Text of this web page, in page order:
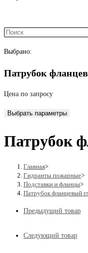
поиск
по
веб-
Выбрано:
Патрубок
Цена по запросу
Выбрать параметры
Патрубок
Главная>
Гидранты пожарные>
Подставки и фланцы>
Патрубок фланцевый
Предыдущий товар
Следующий товар